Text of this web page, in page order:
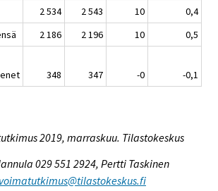
2 534 2 543 10
0,4
2 186 2 196 10
0,5
348 347 -0 -0,1
2019, marraskuu. Tilastokeskus
029 551 2924, Pertti Taskinen